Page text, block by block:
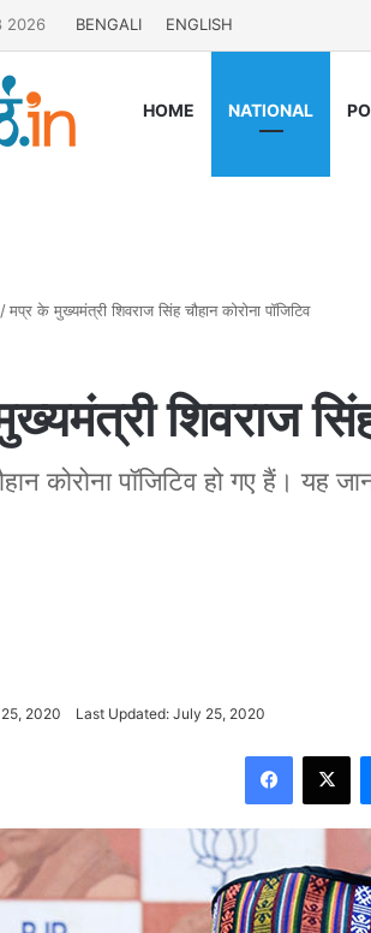
2026 BENGALI ENGLISH
HOME NATIONAL
/मप्र के मुख्यमंत्री शिवराज सिंह चौहान कोरोना पॉजिटिव
शिवराज सिंह
कोरोना पॉजिटिव हो गए हैं। यह
2020 Last Updated: July 25, 2020